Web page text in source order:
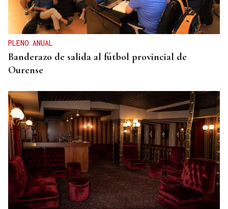
Tragedia en una playa del sur de Rusia: seis
muertos, tres niños, al caer un dron derribado, así
fue el momento
PLENO ANUAL
Banderazo de salida al fútbol provincial de
Ourense